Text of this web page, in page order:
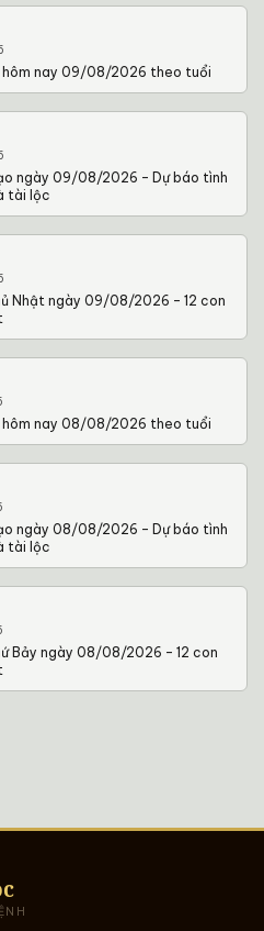
hôm nay 09/08/2026 theo tuổi
ngày 09/08/2026 – Dự báo tình
tài lộc
Nhật ngày 09/08/2026 – 12 con
hôm nay 08/08/2026 theo tuổi
ngày 08/08/2026 – Dự báo tình
tài lộc
Bảy ngày 08/08/2026 – 12 con